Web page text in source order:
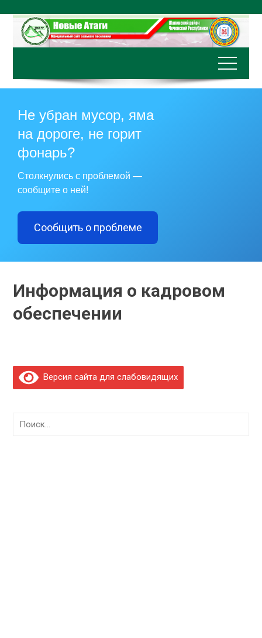
содержимому
Не убран мусор, яма
на дороге, не горит
фонарь?
Столкнулись с проблемой —
сообщите о ней!
Сообщить о проблеме
Информация о кадровом
обеспечении
Версия сайта для слабовидящих
Найти: